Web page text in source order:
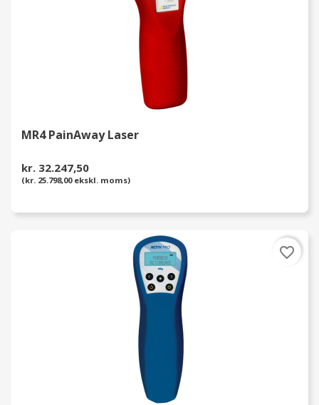
MR4 PainAway Laser
kr. 32.247,50
(kr. 25.798,00 ekskl. moms)
favorite_border